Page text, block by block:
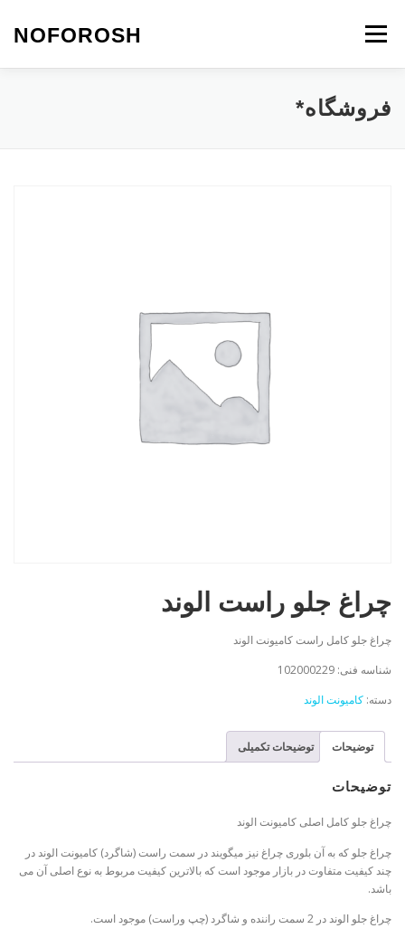
محتوا
NOFOROSH فهرست
فروشگاه*
چراغ جلو راست الوند
چراغ جلو کامل راست کامیونت الوند
شناسه فنی: 102000229
دسته: کامیونت الوند
توضیحات توضیحات تکمیلی
توضیحات
چراغ جلو کامل اصلی کامیونت الوند
چراغ جلو که به آن بلوری چراغ نیز میگویند در سمت راست (شاگرد) کامیونت الوند در
چند کیفیت متفاوت در بازار موجود است که بالاترین کیفیت مربوط به نوع اصلی آن می
باشد.
چراغ جلو الوند در 2 سمت راننده و شاگرد (چپ وراست) موجود است.